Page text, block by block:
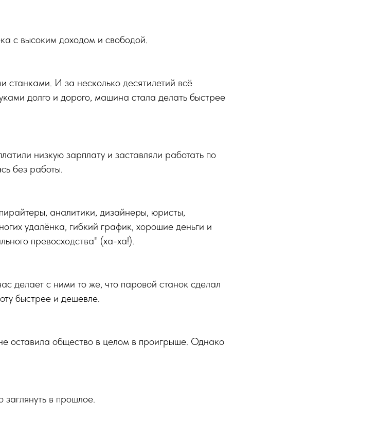
с высоким доходом и свободой.
станками. И за несколько десятилетий всё
долго и дорого, машина стала делать быстрее
низкую зарплату и заставляли работать по
без работы.
аналитики, дизайнеры, юристы,
удалёнка, гибкий график, хорошие деньги и
превосходства" (ха-ха!).
делает с ними то же, что паровой станок сделал
быстрее и дешевле.
оставила общество в целом в проигрыше. Однако
заглянуть в прошлое.